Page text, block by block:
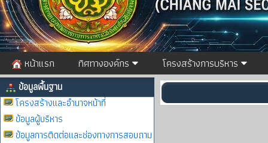
หน้าแรก ทิศทางองค์กร โครงสร้างการบริหาร
ข้อมูลพื้นฐาน
โครงสร้างและอำนาจหน้าที่
ข้อมูลผู้บริหาร
ข้อมูลการติดต่อและช่องทางการสอบถาม